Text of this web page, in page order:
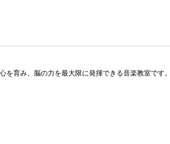
育み、脳の力を最大限に発揮できる音楽教室です。